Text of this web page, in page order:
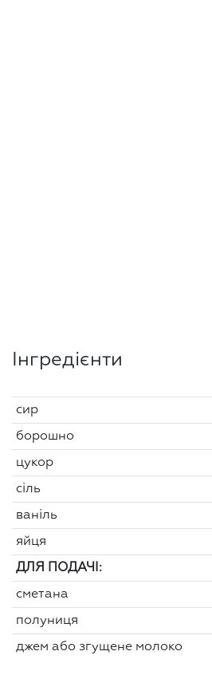
Інгредієнти
сир
борошно
цукор
сіль
ваніль
яйця
ДЛЯ ПОДАЧІ:
сметана
полуниця
джем або згущене молоко